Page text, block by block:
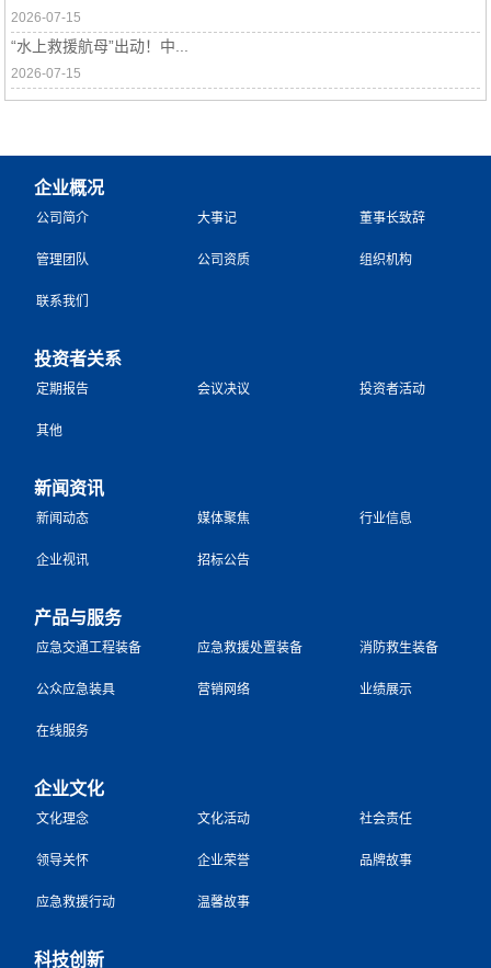
2026-07-15
“水上救援航母”出动！中...
2026-07-15
企业概况
公司简介 大事记 董事长致辞
管理团队 公司资质 组织机构
联系我们
投资者关系
定期报告 会议决议 投资者活动
其他
新闻资讯
新闻动态 媒体聚焦 行业信息
企业视讯 招标公告
产品与服务
应急交通工程装备 应急救援处置装备 消防救生装备
公众应急装具 营销网络 业绩展示
在线服务
企业文化
文化理念 文化活动 社会责任
领导关怀 企业荣誉 品牌故事
应急救援行动 温馨故事
科技创新